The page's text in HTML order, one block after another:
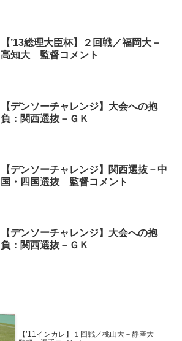
【’13総理大臣杯】２回戦／福岡大－
高知大 監督コメント
【デンソーチャレンジ】大会への抱
負：関西選抜－ＧＫ
【デンソーチャレンジ】関西選抜－中
国・四国選抜 監督コメント
【デンソーチャレンジ】大会への抱
負：関西選抜－ＧＫ
【’11インカレ】１回戦／桃山大－静産大